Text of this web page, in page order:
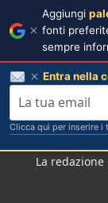
La redazione
Aggiungi
fonti
sempre
Entra nella
Clicca qui per inserire i